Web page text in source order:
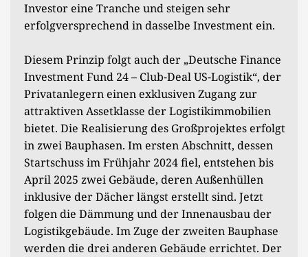
Investor eine Tranche und steigen sehr
erfolgversprechend in dasselbe Investment ein.
Diesem Prinzip folgt auch der „Deutsche Finance
Investment Fund 24 – Club-Deal US-Logistik“, der
Privatanlegern einen exklusiven Zugang zur
attraktiven Assetklasse der Logistikimmobilien
bietet. Die Realisierung des Großprojektes erfolgt
in zwei Bauphasen. Im ersten Abschnitt, dessen
Startschuss im Frühjahr 2024 fiel, entstehen bis
April 2025 zwei Gebäude, deren Außenhüllen
inklusive der Dächer längst erstellt sind. Jetzt
folgen die Dämmung und der Innenausbau der
Logistikgebäude. Im Zuge der zweiten Bauphase
werden die drei anderen Gebäude errichtet. Der